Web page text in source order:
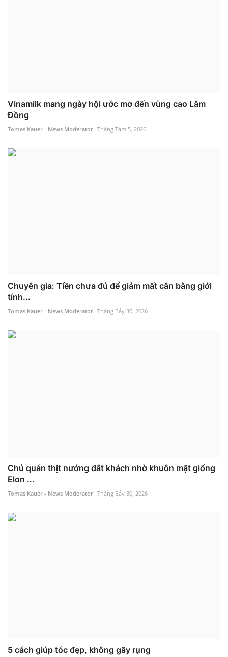
Vinamilk mang ngày hội ước mơ đến vùng cao Lâm
Đồng
Tomas Kauer - News Moderator Tháng Tám 5, 2026
Chuyên gia: Tiền chưa đủ để giảm mất cân bằng giới
tính...
Tomas Kauer - News Moderator Tháng Bảy 30, 2026
Chủ quán thịt nướng đắt khách nhờ khuôn mặt giống
Elon ...
Tomas Kauer - News Moderator Tháng Bảy 30, 2026
5 cách giúp tóc đẹp, không gãy rụng